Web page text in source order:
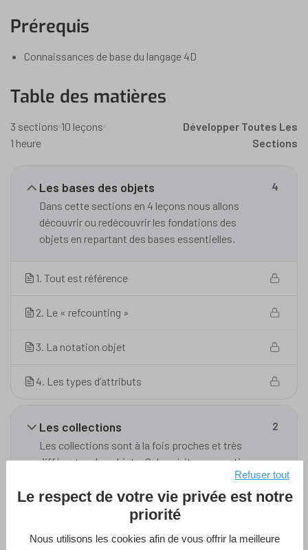
Prérequis
Connaissances de base du langage 4D
Table des matières
3 sections 10 leçons
1 heure
Développer Toutes Les
Sections
Les bases des objets
Dans cette sections en 4 leçons nous allons
découvrir ou redécouvrir les fondations des
objets en repartant des bases essentielles.
4
1. Tout est référence
2. Le « refcounting »
3. La notation objet
4. Les types d’attributs
Les collections
Les collections sont à la fois proches et très
différentes des objets. Cela mérite une section
2
Pouvoir partager les objets et les collections
Le respect de votre vie privée est notre
priorité
Nous utilisons les cookies afin de vous offrir la meilleure
Refuser tout